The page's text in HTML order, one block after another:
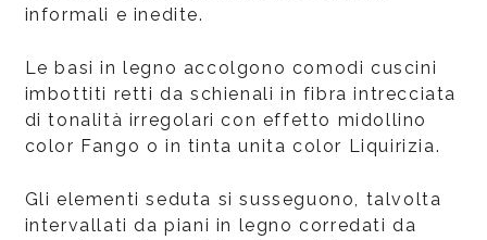
informali e inedite.
Le basi in legno accolgono comodi cuscini
imbottiti retti da schienali in fibra intrecciata
di tonalità irregolari con effetto midollino
color Fango o in tinta unita color Liquirizia.
Gli elementi seduta si susseguono, talvolta
intervallati da piani in legno corredati da